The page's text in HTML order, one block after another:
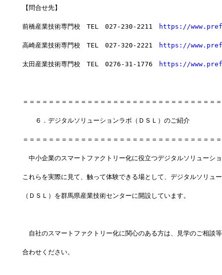
【問合せ先】
前橋産業技術専門校　TEL　027-230-2211 https://
高崎産業技術専門校　TEL　027-320-2221 https://
太田産業技術専門校　TEL　0276-31-1776 https://
＝＝＝＝＝＝＝＝＝＝＝＝＝＝＝＝＝＝＝＝＝＝＝＝＝＝＝＝＝＝
６．デジタルソリューションラボ（ＤＳＬ）のご紹介
＝＝＝＝＝＝＝＝＝＝＝＝＝＝＝＝＝＝＝＝＝＝＝＝＝＝＝＝＝＝
中小企業のスマートファクトリー化に役立つデジタルソリューシ
これらを実際に見て、触って体験できる場として、デジタルソリュ
（ＤＳＬ）を群馬県産業技術センターに開設しています。
自社のスマートファクトリー化に関心のある方は、見学のご相談
合わせください。